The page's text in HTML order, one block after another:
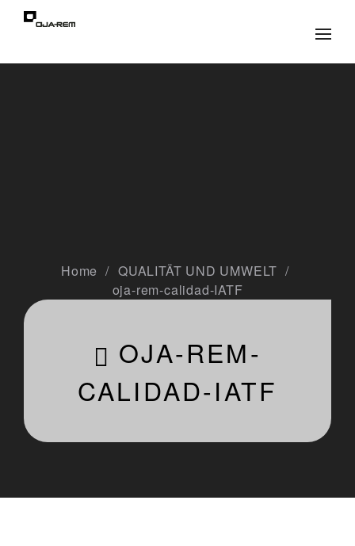
Home
QUALITÄT UND UMWELT
oja-rem-calidad-IATF
OJA-REM-
CALIDAD-IATF